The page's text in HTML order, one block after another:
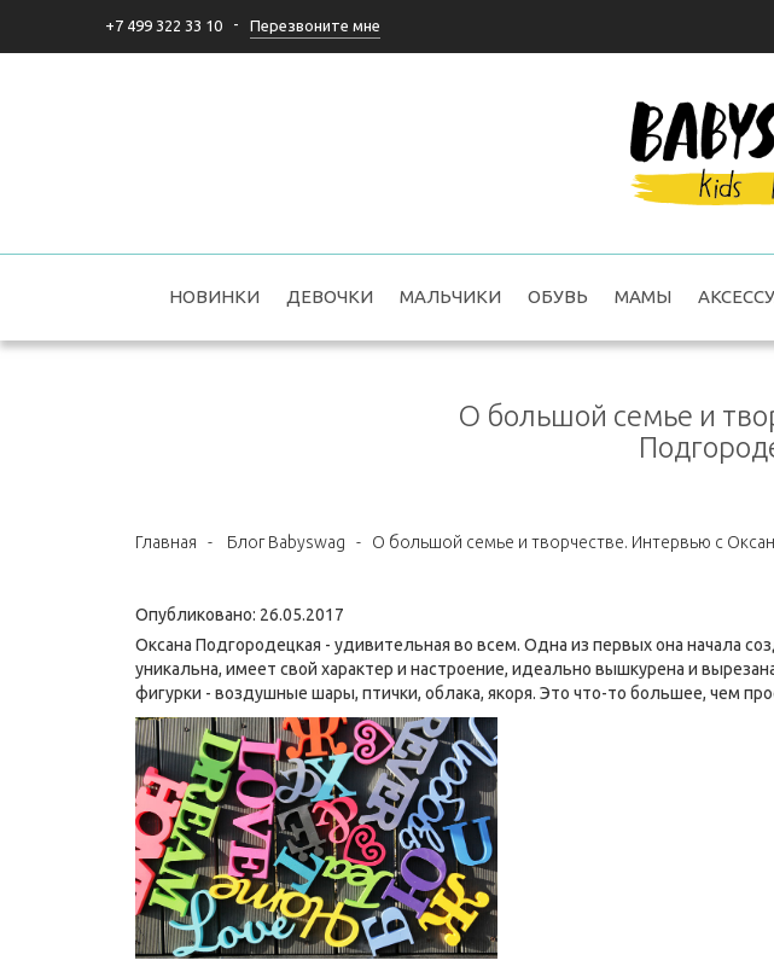
+7 499 322 33 10 - Перезвоните мне
НОВИНКИ ДЕВОЧКИ МАЛЬЧИКИ ОБУВЬ МАМЫ
О большой семье и
Главная - Блог Babyswag - О большой семье и творчестве. Интервью с
Опубликовано: 26.05.2017
Оксана Подгородецкая - удивительная во всем. Одна из первых она начала
уникальна, имеет свой характер и настроение, идеально вышкурена и
фигурки - воздушные шары, птички, облака, якоря. Это что-то большее, чем